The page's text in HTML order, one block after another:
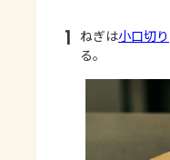
1 ねぎは小口切り
る。